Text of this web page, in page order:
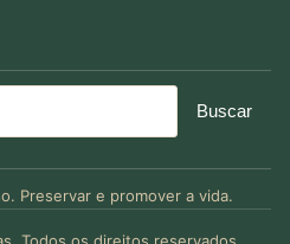
Preservar e promover a vida.
Todos os direitos reservados.